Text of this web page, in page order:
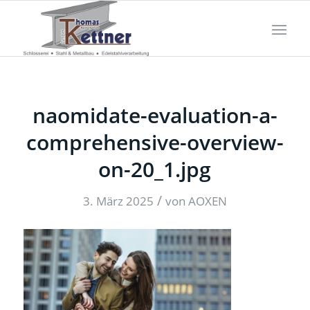
naomidate-evaluation-a-
comprehensive-overview-
on-20_1.jpg
3. März 2025 / von AOXEN